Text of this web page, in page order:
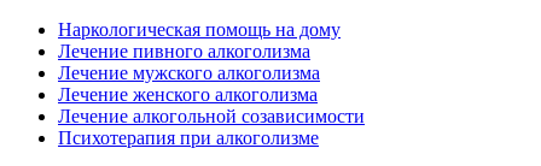
Наркологическая помощь на дому
Лечение пивного алкоголизма
Лечение мужского алкоголизма
Лечение женского алкоголизма
Лечение алкогольной созависимости
Психотерапия при алкоголизме